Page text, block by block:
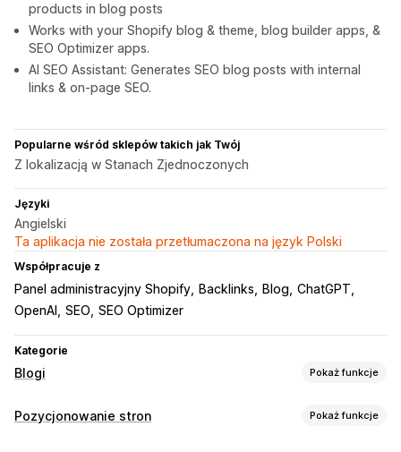
products in blog posts
Works with your Shopify blog & theme, blog builder apps, &
SEO Optimizer apps.
AI SEO Assistant: Generates SEO blog posts with internal
links & on-page SEO.
Popularne wśród sklepów takich jak Twój
Z lokalizacją w Stanach Zjednoczonych
Języki
Angielski
Ta aplikacja nie została przetłumaczona na język Polski
Współpracuje z
Panel administracyjny Shopify Backlinks Blog ChatGPT
OpenAI
SEO SEO Optimizer
Kategorie
Blogi Pokaż funkcje
Tworzenie treści
Pozycjonowanie stron Pokaż funkcje